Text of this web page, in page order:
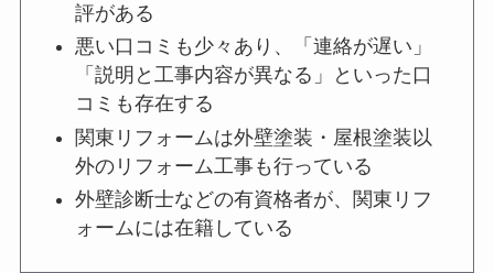
評がある
悪い口コミも少々あり、「連絡が遅い」
「説明と工事内容が異なる」といった口
コミも存在する
関東リフォームは外壁塗装・屋根塗装以
外のリフォーム工事も行っている
外壁診断士などの有資格者が、関東リフ
ォームには在籍している